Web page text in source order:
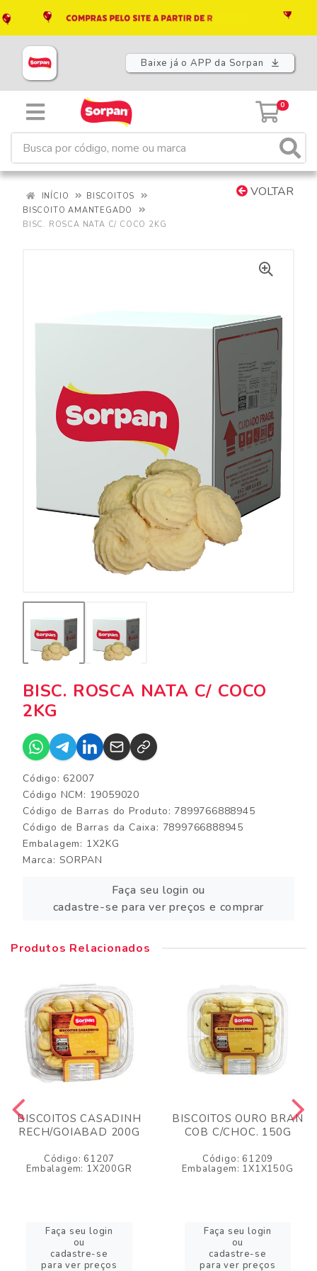
Baixe já o APP da Sorpan
0
VOLTAR
INÍCIO
BISCOITOS
BISCOITO AMANTEGADO
BISC. ROSCA NATA C/ COCO 2KG
BISC. ROSCA NATA C/ COCO
2KG
Código: 62007
Código NCM: 19059020
Código de Barras do Produto: 7899766888945
Código de Barras da Caixa: 7899766888945
Embalagem: 1X2KG
Marca: SORPAN
Faça seu login ou
cadastre-se para ver preços e comprar
Produtos Relacionados
BISCOITOS CASADINH
RECH/GOIABAD 200G
Código: 61207
Embalagem: 1X200GR
Faça seu login
ou
cadastre-se
para ver preços
BISCOITOS OURO BRAN
COB C/CHOC. 150G
Código: 61209
Embalagem: 1X1X150G
Faça seu login
ou
cadastre-se
para ver preços